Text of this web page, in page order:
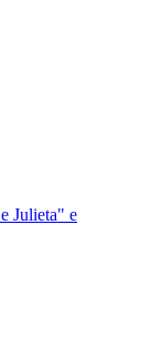
Julieta" e